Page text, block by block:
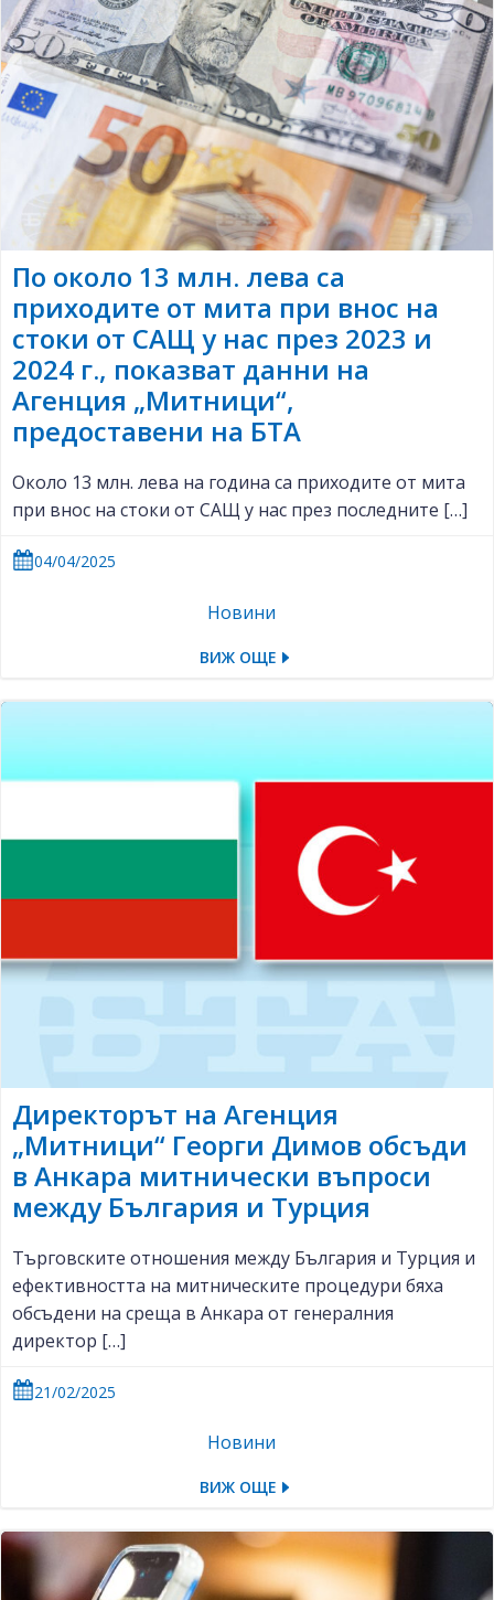
По около 13 млн. лева са
приходите от мита при внос на
стоки от САЩ у нас през 2023 и
2024 г., показват данни на
Агенция „Митници“,
предоставени на БТА
Около 13 млн. лева на година са приходите от мита
при внос на стоки от САЩ у нас през последните […]
04/04/2025
Новини
ВИЖ ОЩЕ
Директорът на Агенция
„Митници“ Георги Димов обсъди
в Анкара митнически въпроси
между България и Турция
Търговските отношения между България и Турция и
ефективността на митническите процедури бяха
обсъдени на среща в Анкара от генералния
директор […]
21/02/2025
Новини
ВИЖ ОЩЕ